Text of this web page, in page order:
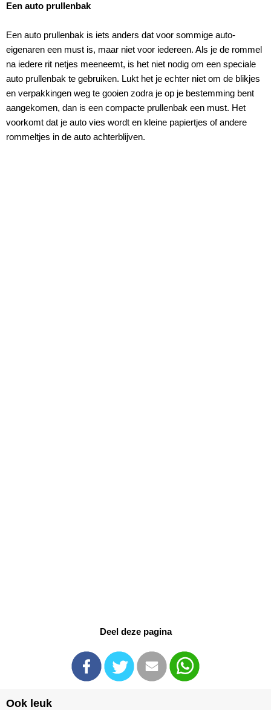
Een auto prullenbak
Een auto prullenbak is iets anders dat voor sommige auto-
eigenaren een must is, maar niet voor iedereen. Als je de rommel
na iedere rit netjes meeneemt, is het niet nodig om een speciale
auto prullenbak te gebruiken. Lukt het je echter niet om de blikjes
en verpakkingen weg te gooien zodra je op je bestemming bent
aangekomen, dan is een compacte prullenbak een must. Het
voorkomt dat je auto vies wordt en kleine papiertjes of andere
rommeltjes in de auto achterblijven.
Deel deze pagina
Ook leuk